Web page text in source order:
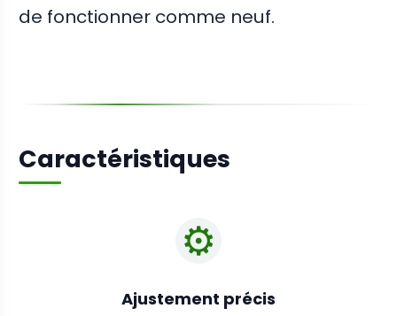
de fonctionner comme neuf.
Caractéristiques
⚙️
Ajustement précis